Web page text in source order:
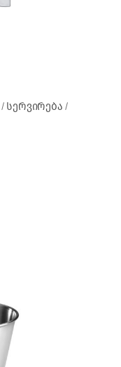
სერვირება